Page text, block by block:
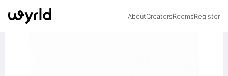
AboutCreatorsRoomsRegister